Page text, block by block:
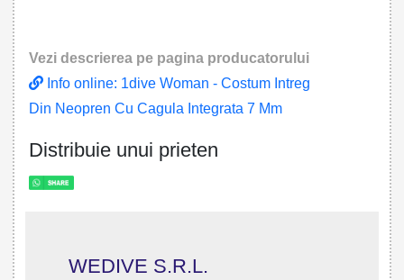
Vezi descrierea pe pagina producatorului
Info online: 1dive Woman - Costum Intreg
Din Neopren Cu Cagula Integrata 7 Mm
Distribuie unui prieten
WEDIVE S.R.L.